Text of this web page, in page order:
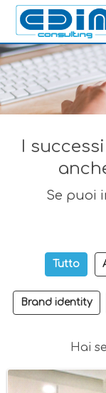
I
Se puoi
Tutto
Brand identity
Hai